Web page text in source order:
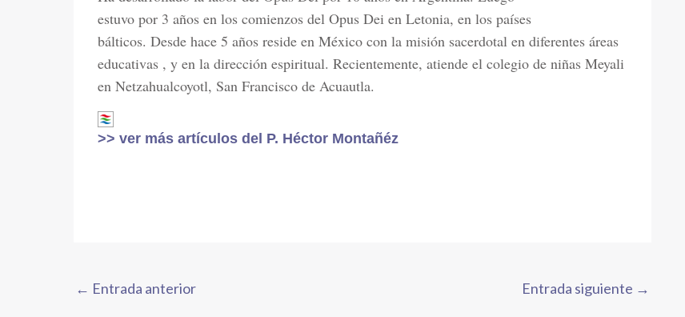
estuvo por 3 años en los comienzos del Opus Dei en Letonia, en los países
bálticos. Desde hace 5 años reside en México con la misión sacerdotal en diferentes áreas
educativas , y en la dirección espiritual. Recientemente, atiende el colegio de niñas Meyali
en Netzahualcoyotl, San Francisco de Acuautla.
>> ver más artículos del P. Héctor Montañéz
← Entrada anterior Entrada siguiente →